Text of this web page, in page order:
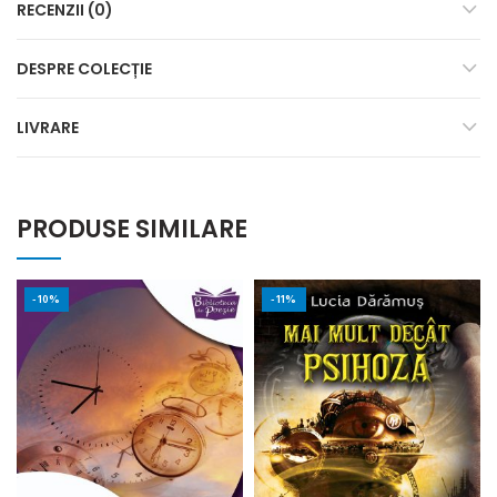
RECENZII (0)
DESPRE COLECȚIE
LIVRARE
PRODUSE SIMILARE
-10% -11%